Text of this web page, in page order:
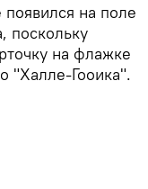
появился на поле
поскольку
на флажке
"Халле-Гооика".